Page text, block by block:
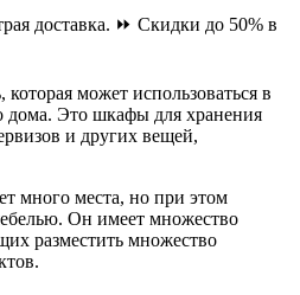
доставка. ⏩ Скидки до 50% в
может использоваться в
дома. Это шкафы для хранения
и других вещей,
много места, но при этом
Он имеет множество
разместить множество